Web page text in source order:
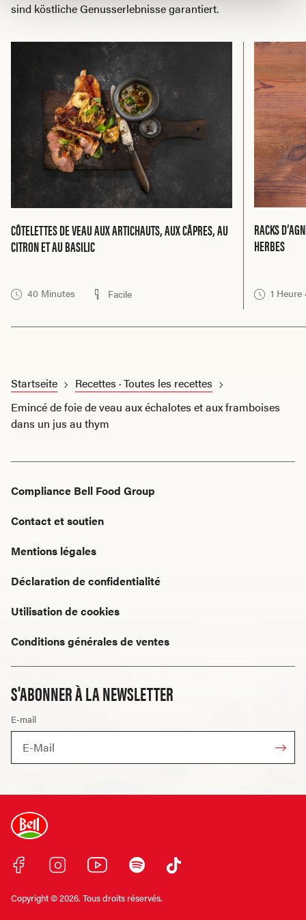
sind köstliche Genusserlebnisse garantiert.
CÔTELETTES DE VEAU AUX ARTICHAUTS, AUX CÂPRES, AU
CITRON ET AU BASILIC
40 Minutes Facile
RACKS
HERBES
1
Startseite
Recettes · Toutes les recettes
Emincé de foie de veau aux échalotes et aux framboises
dans un jus au thym
S'ABONNER À LA NEWSLETTER
E-mail
Compliance Bell Food Group
Contact et soutien
Mentions légales
Déclaration de confidentialité
Utilisation de cookies
Conditions générales de ventes
Copyright © 2026. Tous droits réservés.